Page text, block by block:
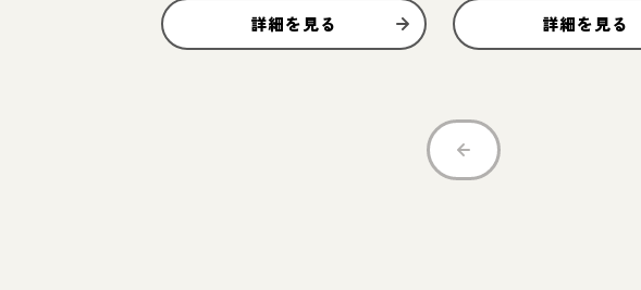
詳細を見る 詳細を見る